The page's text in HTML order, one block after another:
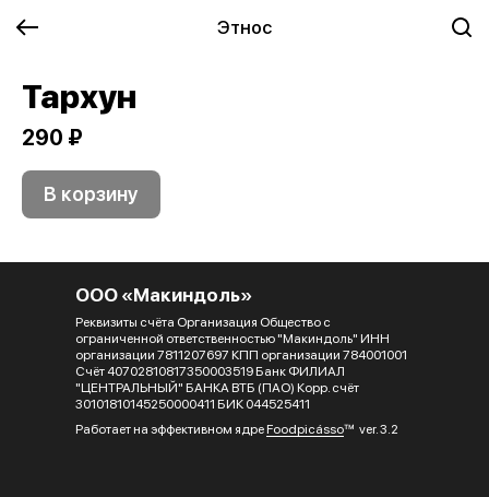
Этнос
Тархун
290 ₽
В корзину
ООО «Макиндоль»
Реквизиты счёта Организация Общество с
ограниченной ответственностью "Макиндоль" ИНН
организации 7811207697 КПП организации 784001001
Счёт 40702810817350003519 Банк ФИЛИАЛ
"ЦЕНТРАЛЬНЫЙ" БАНКА ВТБ (ПАО) Корр. счёт
30101810145250000411 БИК 044525411
Работает на эффективном ядреFoodpicássover. 3.2